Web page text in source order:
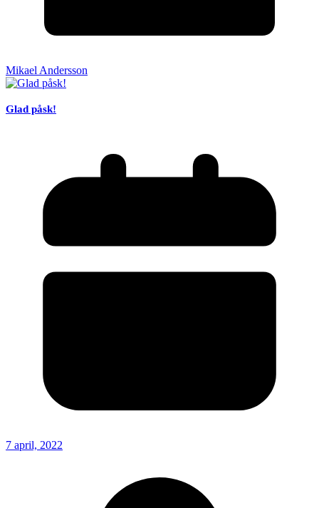
Mikael Andersson
Glad påsk!
7 april, 2022